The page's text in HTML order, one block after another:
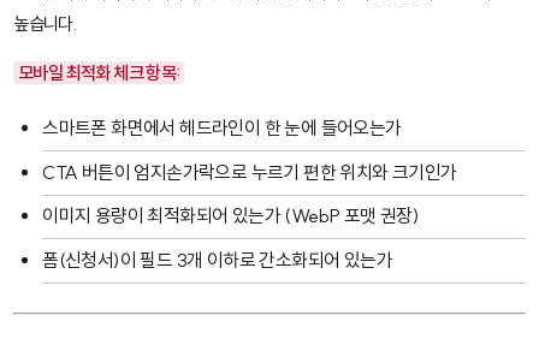
높습니다.
모바일 최적화 체크 항목:
스마트폰 화면에서 헤드라인이 한 눈에 들어오는가
CTA 버튼이 엄지손가락으로 누르기 편한 위치와 크기인가
이미지 용량이 최적화되어 있는가 (WebP 포맷 권장)
폼(신청서)이 필드 3개 이하로 간소화되어 있는가